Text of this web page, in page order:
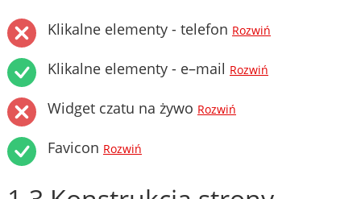
Klikalne elementy - telefon Rozwiń
Klikalne elementy - e–mail Rozwiń
Widget czatu na żywo Rozwiń
Favicon Rozwiń